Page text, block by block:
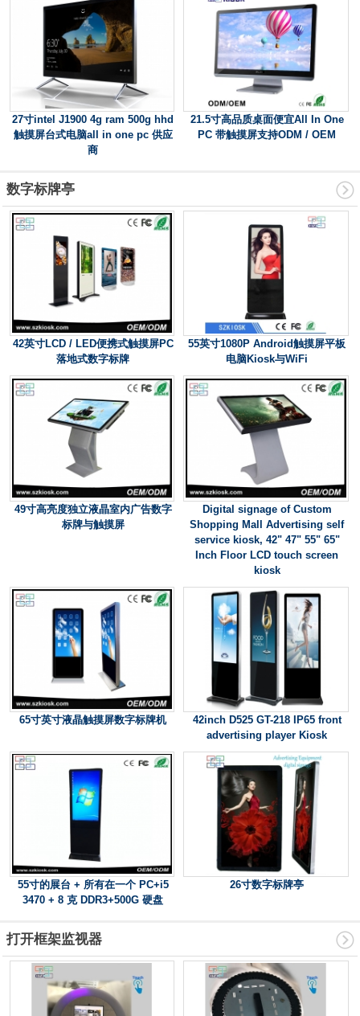
27寸intel J1900 4g ram 500g hhd
触摸屏台式电脑all in one pc 供应
商
21.5寸高品质桌面便宜All In One
PC 带触摸屏支持ODM / OEM
数字标牌亭
42英寸LCD / LED便携式触摸屏PC
落地式数字标牌
55英寸1080P Android触摸屏平板
电脑Kiosk与WiFi
49寸高亮度独立液晶室内广告数字
标牌与触摸屏
Digital signage of Custom
Shopping Mall Advertising self
service kiosk, 42" 47" 55" 65"
Inch Floor LCD touch screen
kiosk
65寸英寸液晶触摸屏数字标牌机
42inch D525 GT-218 IP65 front
advertising player Kiosk
55寸的展台 + 所有在一个 PC+i5
3470 + 8 克 DDR3+500G 硬盘
26寸数字标牌亭
打开框架监视器